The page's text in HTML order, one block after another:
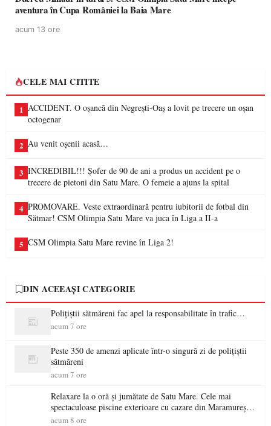
aventura în Cupa României la Baia Mare
acum 13 ore
CELE MAI CITITE
1 ACCIDENT. O oșancă din Negrești-Oaș a lovit pe trecere un oșan
octogenar
2 Au venit oșenii acasă…
3 INCREDIBIL!!! Șofer de 90 de ani a produs un accident pe o
trecere de pietoni din Satu Mare. O femeie a ajuns la spital
4 PROMOVARE. Veste extraordinară pentru iubitorii de fotbal din
Sătmar! CSM Olimpia Satu Mare va juca în Liga a II-a
5 CSM Olimpia Satu Mare revine în Liga 2!
DIN ACEEAȘI CATEGORIE
Polițiștii sătmăreni fac apel la responsabilitate în trafic…
acum 7 ore
Peste 350 de amenzi aplicate într-o singură zi de polițiștii
sătmăreni
acum 7 ore
Relaxare la o oră și jumătate de Satu Mare. Cele mai
spectaculoase piscine exterioare cu cazare din Maramureș,
ideale pentru o escapadă de vară
acum 8 ore